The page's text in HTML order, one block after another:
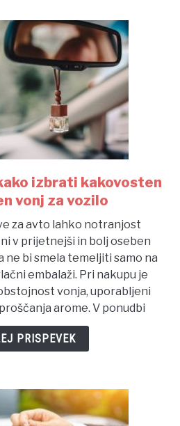
link
to
za
avto:
kako
izbrati
kakovosten
in
prijeten
izbrati kakovosten
vonj za vozilo
za avto lahko notranjost
v prijetnejši in bolj oseben
ne bi smela temeljiti samo na
embalaži. Pri nakupu je
vonja, uporabljeni
arome. V ponudbi
PRISPEVEK